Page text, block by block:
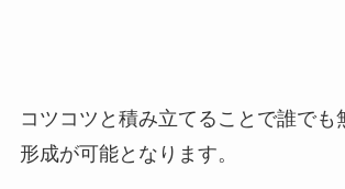
コツコツと積み立てることで誰でも
形成が可能となります。